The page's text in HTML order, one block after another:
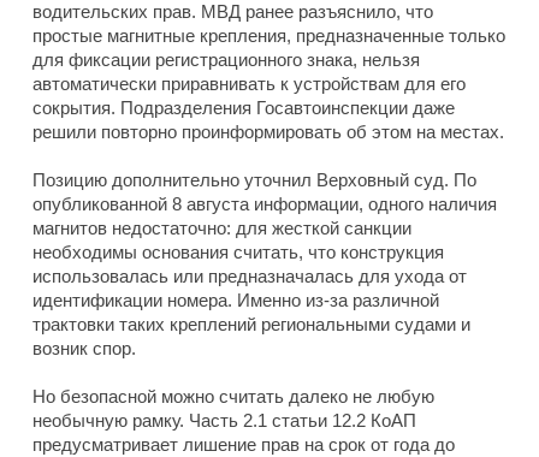
водительских прав. МВД ранее разъяснило, что
простые магнитные крепления, предназначенные только
для фиксации регистрационного знака, нельзя
автоматически приравнивать к устройствам для его
сокрытия. Подразделения Госавтоинспекции даже
решили повторно проинформировать об этом на местах.
Позицию дополнительно уточнил Верховный суд. По
опубликованной 8 августа информации, одного наличия
магнитов недостаточно: для жесткой санкции
необходимы основания считать, что конструкция
использовалась или предназначалась для ухода от
идентификации номера. Именно из-за различной
трактовки таких креплений региональными судами и
возник спор.
Но безопасной можно считать далеко не любую
необычную рамку. Часть 2.1 статьи 12.2 КоАП
предусматривает лишение прав на срок от года до